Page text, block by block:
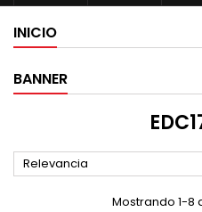
INICIO
BANNER
Relevancia
Mostrando 1-8